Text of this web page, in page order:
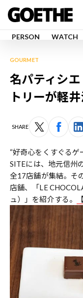
PERSON WATCH
GOURMET
名パティシ
トリーが軽
SHARE
“好奇心をくすぐる
SITEには、地元信州
全17店舗が集結。そ
店舗、「LE
ュ）」を紹介する。